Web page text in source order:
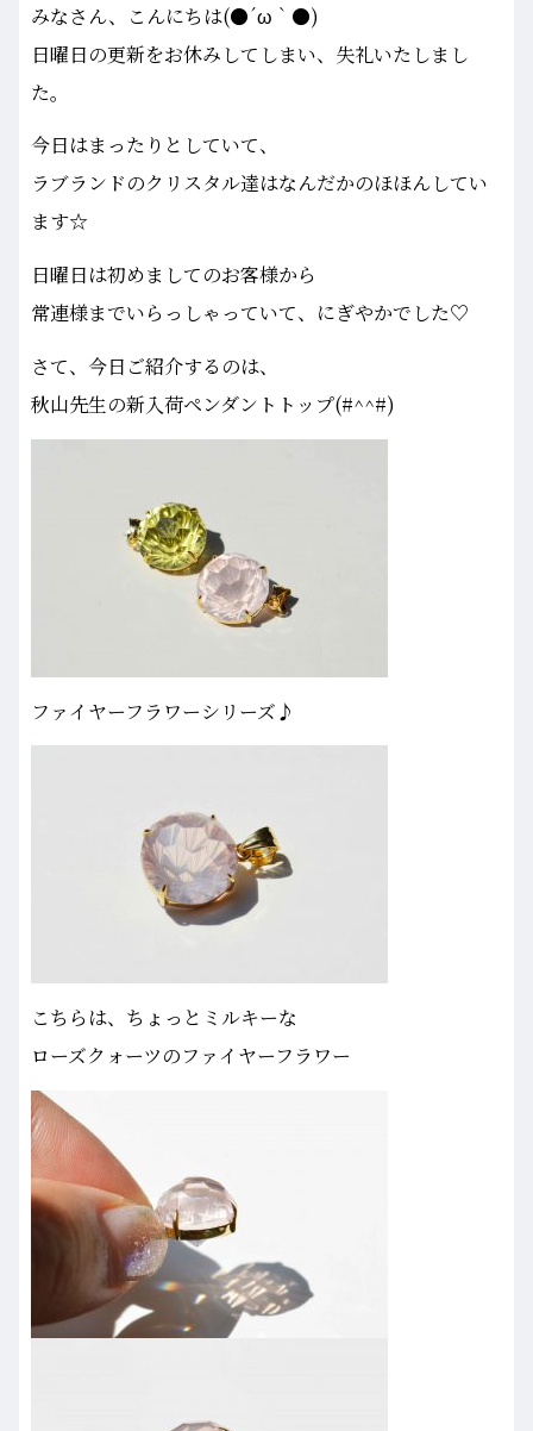
みなさん、こんにちは(●´ω｀●)
日曜日の更新をお休みしてしまい、失礼いたしまし
た。
今日はまったりとしていて、
ラブランドのクリスタル達はなんだかのほほんしてい
ます☆
日曜日は初めましてのお客様から
常連様までいらっしゃっていて、にぎやかでした♡
さて、今日ご紹介するのは、
秋山先生の新入荷ペンダントトップ(#^^#)
ファイヤーフラワーシリーズ♪
こちらは、ちょっとミルキーな
ローズクォーツのファイヤーフラワー